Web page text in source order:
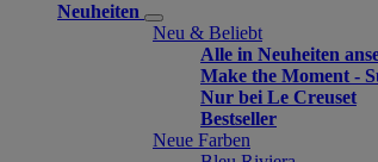
Neuheiten
Neu & Beliebt
Alle in Neuheiten
Make the Moment -
Nur bei Le Creuset
Bestseller
Neue Farben